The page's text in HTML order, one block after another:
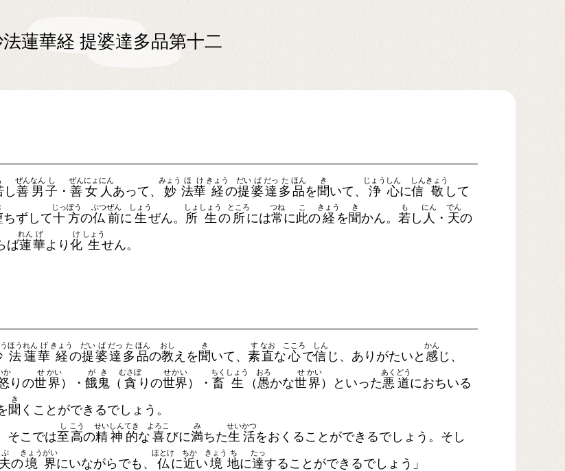
蓮華経 提婆達多品第十二
し善
ぜん
男
なん
子
し
・ 善
ぜん
女
にょ
人
にん
あって、 妙
みょう
法
ほ
華
け
経
きょう
の提
だい
婆
ば
達
だっ
多
た
品
ほん
を 聞
き
いて、 浄
じょう
心
しん
に信
しん
敬
きょう
して
ちずして十
じっ
方
ぽう
の仏
ぶつ
前
ぜん
に 生
しょう
ぜん。 所
しょ
生
しょう
の 所
ところ
には常
つね
に此
こ
の経
きょう
を 聞
き
かん。 若
も
し 人
にん
・ 天
でん
の
ば蓮
れん
華
げ
より 化
け
生
しょう
せん。
法
ほう
蓮
れん
華
げ
経
きょう
の提
だい
婆
ば
達
だっ
多
た
品
ほん
の教
おし
えを 聞
き
いて、 素
す
直
なお
な心
こころ
で信
しん
じ、ありがたいと 感
かん
じ、
か
りの世
せ
界
かい
）・ 餓
が
鬼
き
（ 貪
むさぼ
りの世界
せかい
）・ 畜
ちく
生
しょう
（ 愚
おろ
かな世
せ
界
かい
）といった悪
あく
道
どう
におちいる
聞
き
くことができるでしょう。
そこでは至
し
高
こう
の精
せい
神
しん
的
てき
な 喜
よろこ
びに満
み
ちた生
せい
活
かつ
をおくることができるでしょう。そし
夫
ぷ
の境
きょう
界
がい
にいながらでも、 仏
ほとけ
に近
ちか
い 境
きょう
地
ち
に達
たっ
することができるでしょう」